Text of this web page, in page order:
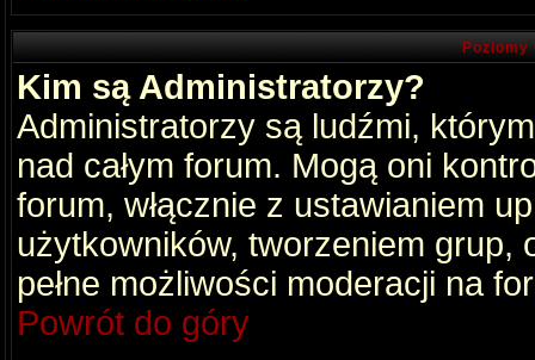
Kim są Administratorzy?
Administratorzy są ludźmi,
nad całym forum. Mogą oni
forum, włącznie z ustawianiem
użytkowników, tworzeniem grup,
pełne możliwości moderacji na
Powrót do góry